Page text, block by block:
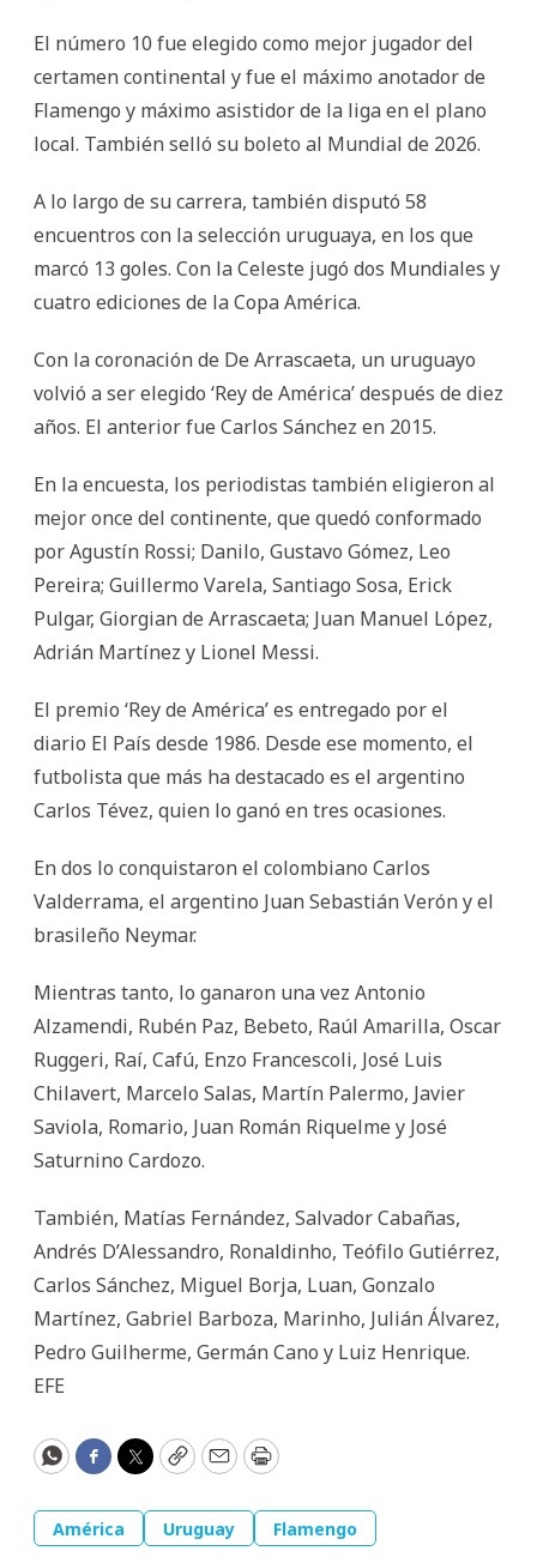
El número 10 fue elegido como mejor jugador del
certamen continental y fue el máximo anotador de
Flamengo y máximo asistidor de la liga en el plano
local. También selló su boleto al Mundial de 2026.
A lo largo de su carrera, también disputó 58
encuentros con la selección uruguaya, en los que
marcó 13 goles. Con la Celeste jugó dos Mundiales y
cuatro ediciones de la Copa América.
Con la coronación de De Arrascaeta, un uruguayo
volvió a ser elegido ‘Rey de América’ después de diez
años. El anterior fue Carlos Sánchez en 2015.
En la encuesta, los periodistas también eligieron al
mejor once del continente, que quedó conformado
por Agustín Rossi; Danilo, Gustavo Gómez, Leo
Pereira; Guillermo Varela, Santiago Sosa, Erick
Pulgar, Giorgian de Arrascaeta; Juan Manuel López,
Adrián Martínez y Lionel Messi.
El premio ‘Rey de América’ es entregado por el
diario El País desde 1986. Desde ese momento, el
futbolista que más ha destacado es el argentino
Carlos Tévez, quien lo ganó en tres ocasiones.
En dos lo conquistaron el colombiano Carlos
Valderrama, el argentino Juan Sebastián Verón y el
brasileño Neymar.
Mientras tanto, lo ganaron una vez Antonio
Alzamendi, Rubén Paz, Bebeto, Raúl Amarilla, Oscar
Ruggeri, Raí, Cafú, Enzo Francescoli, José Luis
Chilavert, Marcelo Salas, Martín Palermo, Javier
Saviola, Romario, Juan Román Riquelme y José
Saturnino Cardozo.
También, Matías Fernández, Salvador Cabañas,
Andrés D’Alessandro, Ronaldinho, Teófilo Gutiérrez,
Carlos Sánchez, Miguel Borja, Luan, Gonzalo
Martínez, Gabriel Barboza, Marinho, Julián Álvarez,
Pedro Guilherme, Germán Cano y Luiz Henrique.
EFE
WhatsApp
Facebook
Twitter
CopyEmailPrint
América Uruguay Flamengo